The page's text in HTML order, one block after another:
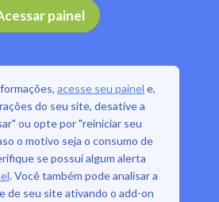
painel .
acesse seu painel e,
do seu site, desative a
ou opte por "reiniciar seu
o motivo seja o consumo de
se possui algum alerta
. Você também pode analisar a
de seu site ativando o add-on